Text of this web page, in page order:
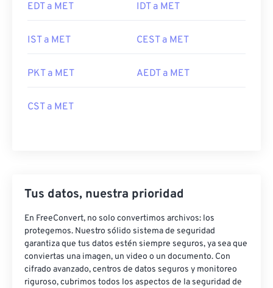
EDT a MET IDT a MET
IST a MET CEST a MET
PKT a MET AEDT a MET
CST a MET
Tus datos, nuestra prioridad
En FreeConvert, no solo convertimos archivos: los
protegemos. Nuestro sólido sistema de seguridad
garantiza que tus datos estén siempre seguros, ya sea que
conviertas una imagen, un video o un documento. Con
cifrado avanzado, centros de datos seguros y monitoreo
riguroso, cubrimos todos los aspectos de la seguridad de